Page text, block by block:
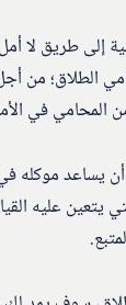
إلى طريق لا
الطلاق؛ من
المحامي في
يساعد موكله
عليه